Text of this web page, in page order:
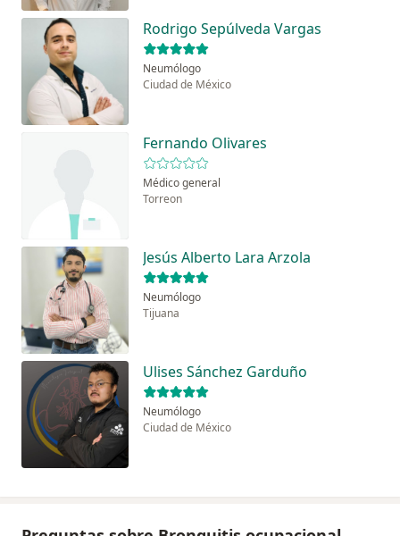
Rodrigo Sepúlveda Vargas
Neumólogo
Ciudad de México
Fernando Olivares
Médico general
Torreon
Jesús Alberto Lara Arzola
Neumólogo
Tijuana
Ulises Sánchez Garduño
Neumólogo
Ciudad de México